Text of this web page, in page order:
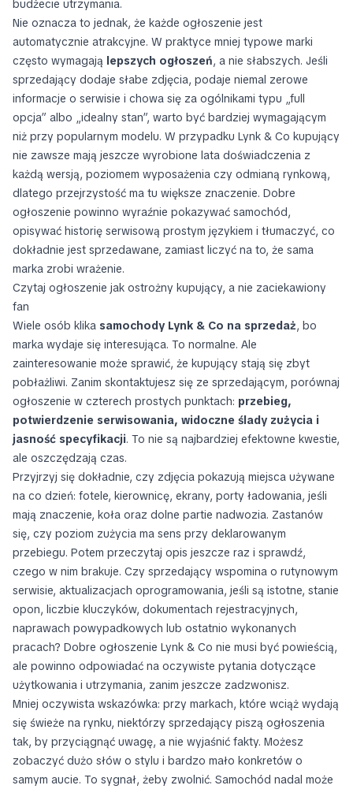
budżecie utrzymania.
Nie oznacza to jednak, że każde ogłoszenie jest
automatycznie atrakcyjne. W praktyce mniej typowe marki
często wymagają lepszych ogłoszeń, a nie słabszych. Jeśli
sprzedający dodaje słabe zdjęcia, podaje niemal zerowe
informacje o serwisie i chowa się za ogólnikami typu „full
opcja” albo „idealny stan”, warto być bardziej wymagającym
niż przy popularnym modelu. W przypadku Lynk & Co kupujący
nie zawsze mają jeszcze wyrobione lata doświadczenia z
każdą wersją, poziomem wyposażenia czy odmianą rynkową,
dlatego przejrzystość ma tu większe znaczenie. Dobre
ogłoszenie powinno wyraźnie pokazywać samochód,
opisywać historię serwisową prostym językiem i tłumaczyć, co
dokładnie jest sprzedawane, zamiast liczyć na to, że sama
marka zrobi wrażenie.
Czytaj ogłoszenie jak ostrożny kupujący, a nie zaciekawiony
fan
Wiele osób klika samochody Lynk & Co na sprzedaż, bo
marka wydaje się interesująca. To normalne. Ale
zainteresowanie może sprawić, że kupujący stają się zbyt
pobłażliwi. Zanim skontaktujesz się ze sprzedającym, porównaj
ogłoszenie w czterech prostych punktach: przebieg,
potwierdzenie serwisowania, widoczne ślady zużycia i
jasność specyfikacji. To nie są najbardziej efektowne kwestie,
ale oszczędzają czas.
Przyjrzyj się dokładnie, czy zdjęcia pokazują miejsca używane
na co dzień: fotele, kierownicę, ekrany, porty ładowania, jeśli
mają znaczenie, koła oraz dolne partie nadwozia. Zastanów
się, czy poziom zużycia ma sens przy deklarowanym
przebiegu. Potem przeczytaj opis jeszcze raz i sprawdź,
czego w nim brakuje. Czy sprzedający wspomina o rutynowym
serwisie, aktualizacjach oprogramowania, jeśli są istotne, stanie
opon, liczbie kluczyków, dokumentach rejestracyjnych,
naprawach powypadkowych lub ostatnio wykonanych
pracach? Dobre ogłoszenie Lynk & Co nie musi być powieścią,
ale powinno odpowiadać na oczywiste pytania dotyczące
użytkowania i utrzymania, zanim jeszcze zadzwonisz.
Mniej oczywista wskazówka: przy markach, które wciąż wydają
się świeże na rynku, niektórzy sprzedający piszą ogłoszenia
tak, by przyciągnąć uwagę, a nie wyjaśnić fakty. Możesz
zobaczyć dużo słów o stylu i bardzo mało konkretów o
samym aucie. To sygnał, żeby zwolnić. Samochód nadal może